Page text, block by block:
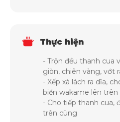
Thực hiện
- Trộn đều thanh cua
giòn, chiên vàng, vớt
- Xếp xà lách ra dĩa,
biển wakame lên trên
- Cho tiếp thanh cua,
trên cùng